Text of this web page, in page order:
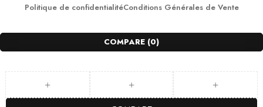
Politique de confidentialitéConditions Générales de Vente
COMPARE (0)